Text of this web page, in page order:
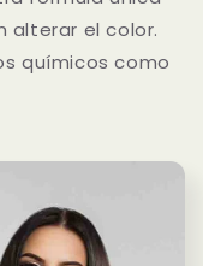
alterar el color.
químicos como